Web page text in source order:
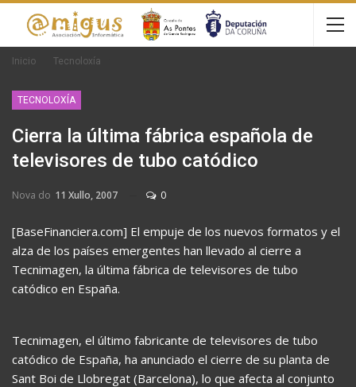
Inicio Tecnoloxía
TECNOLOXÍA
Cierra la última fábrica española de
televisores de tubo catódico
Nova do 11 Xullo, 2007 0
[BaseFinanciera.com] El empuje de los nuevos formatos y el
alza de los países emergentes han llevado al cierre a
Tecnimagen, la última fábrica de televisores de tubo
catódico en España.
Tecnimagen, el último fabricante de televisores de tubo
catódico de España, ha anunciado el cierre de su planta de
Sant Boi de Llobregat (Barcelona), lo que afecta al conjunto